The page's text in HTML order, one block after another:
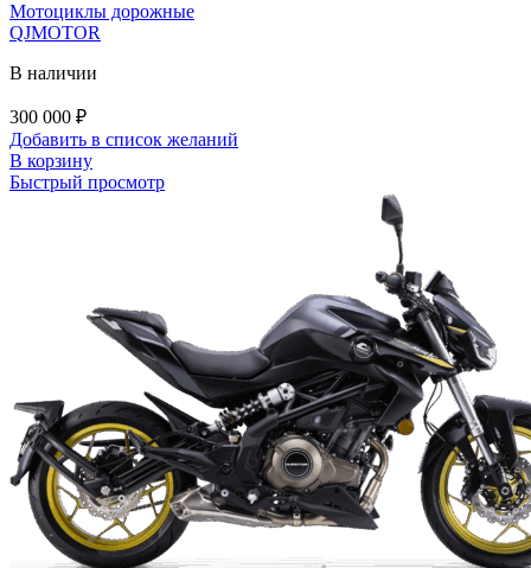
Мотоциклы дорожные
QJMOTOR
В наличии
300 000 ₽
Добавить в список желаний
В корзину
Быстрый просмотр